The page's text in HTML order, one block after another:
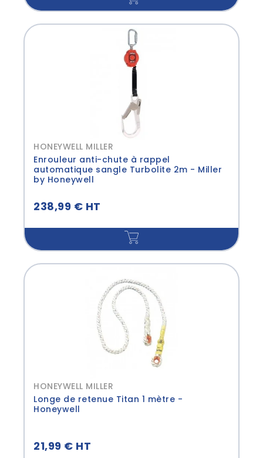
HONEYWELL MILLER
Enrouleur anti-chute à rappel
automatique sangle Turbolite 2m - Miller
by Honeywell
238,99 € HT
HONEYWELL MILLER
Longe de retenue Titan 1 mètre -
Honeywell
21,99 € HT